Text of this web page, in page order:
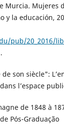
Murcia. Mujeres
y la educación,
pub/20_2016/
son siècle":
l’espace
de 1848 à
Pós-Graduação